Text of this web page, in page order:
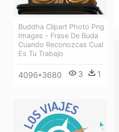
Buddha Clipart Photo Png
Images - Frase De Buda
Cuando Reconozcas Cual
Es Tu Trabajo
4096*3680 3 1